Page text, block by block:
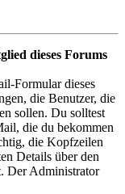
dieses Forums
Formular dieses
die Benutzer, die
sollen. Du solltest
die du bekommen
die Kopfzeilen
Details über den
Der Administrator